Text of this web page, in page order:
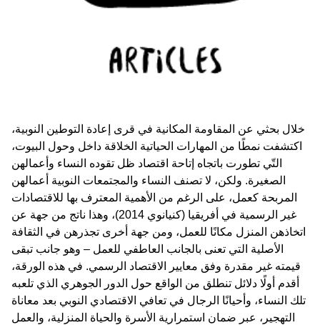
خلال بحثي عن المقاومة المكانية في قرى إعادة التوطين النوبية،
اكتشفت نمطًا من المهارات الحياتية الخلاقة داخل وحول البيوت،
التّي تطورت باتجاه إتاحة اقتصاد ظل تقوده النساء وأعمالهن
الصغيرة. ولكن، لا تصنف النساء والمجتمعات النوبية أعمالهن
المربحة كعمل، على الرغم من الأهمية المعترف بها للاقتصادات
غير الرسمية في أفريقيا (كنيانوي 2014)، وهذا ناتج من جهة عن
اتخاذهن المنزل مكانًا للعمل، ومن جهة أخرى تجذرهن في الثقافة
الأصلية التي تعنى بالجانب العاطفي للعمل – وهو جانب تبقى
قيمته غير مقدرة وفق معايير الاقتصاد الرسمي. في هذه الورقة،
أقدم أولًا دلائل تنطلق من الواقع حول الدور الجوهري الذي تلعبه
تلك النساء، وأحيانًا الرجال في تعافي الاقتصادي النوبي بعد معاناة
التهجير، عبر ضمان استمرارية الأسرة والحياة المنزلية، والعمل